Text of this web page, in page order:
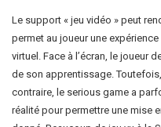
Le support « jeu vidéo » peut
permet au joueur une
virtuel. Face à l’écran, le joueur
de son apprentissage.
contraire, le serious game a
réalité pour permettre une mise